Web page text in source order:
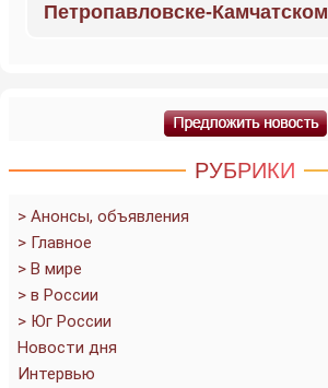
Петропавловске-Камчатском
РУБРИКИ
> Анонсы, объявления
> Главное
> В мире
> в России
> Юг России
Новости дня
Интервью